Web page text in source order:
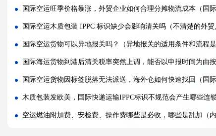
国际空运客机和全货机分别适合运什么货物（国际空运干货知
如何查询国际快递实时物流轨迹?(国际快递干货知识分享)
国际快递关税收取标准是什么，多少金额免税?(国际快递干货知
国际快递为什么越重单价越便宜?(国际空运干货知识分享)
第一次寄国际快递，详细流程步骤是什么（国际快递干货知识
国际空运旺季价格暴涨，外贸企业如何合理分摊物流成本（国
国际空运木质包装 IPPC 标识缺少会影响清关吗（不清楚的外贸
国际空运货物可以异地报关吗？（异地报关的适用条件和流程是
国际海运货物到港后清关税率突然上调，能否以申报时间为由
国际空运货物因标签脱落无法派送，海外仓如何快速找回（国
木质包装发欧美，国际快递运输IPPC标识不规范会产生哪些连
空运燃油附加费、安检费、操作费哪些是必收，哪些是乱加（